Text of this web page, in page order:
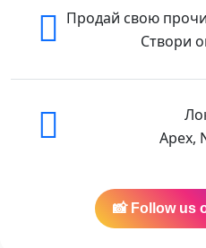
Продай свою
Створи
Apex,
📸 Follow us